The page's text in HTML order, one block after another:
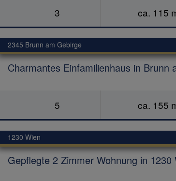
3 ca. 115
Charmantes Einfamilienhaus in
2345 Brunn am Gebirge
5 ca. 155
Gepflegte 2 Zimmer Wohnung in
1230 Wien